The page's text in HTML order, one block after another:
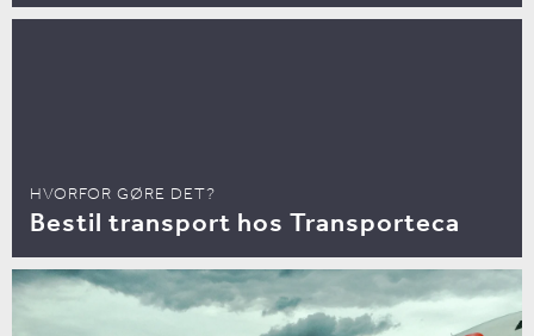
HVORFOR GØRE DET?
Bestil transport hos Transporteca